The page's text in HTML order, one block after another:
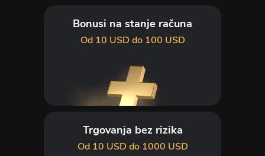
Bonusi na stanje računa
Od 10 USD do 100 USD
Trgovanja bez rizika
Od 10 USD do 1000 USD